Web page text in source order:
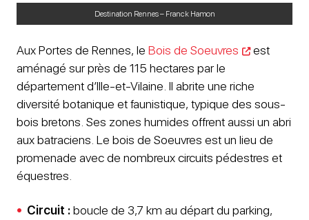
Destination Rennes – Franck Hamon
Aux Portes de Rennes, le Bois de Soeuvres
est
aménagé sur près de 115 hectares par le
département d’Ille-et-Vilaine. Il abrite une riche
diversité botanique et faunistique, typique des sous-
bois bretons. Ses zones humides offrent aussi un abri
aux batraciens. Le bois de Soeuvres est un lieu de
promenade avec de nombreux circuits pédestres et
équestres.
Circuit :boucle de 3,7 km au départ du parking,